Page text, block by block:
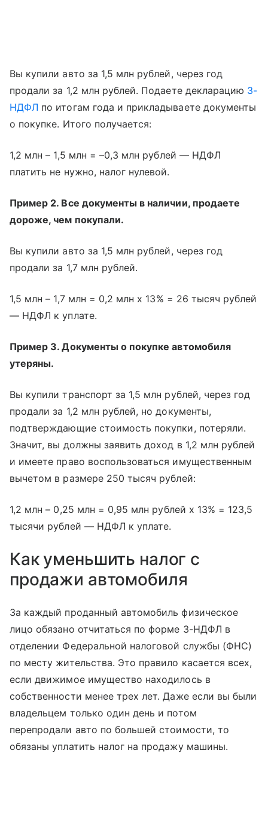
Вы купили авто за 1,5 млн рублей, через год
продали за 1,2 млн рублей. Подаете декларацию 3-
НДФЛ по итогам года и прикладываете документы
о покупке. Итого получается:
1,2 млн – 1,5 млн = –0,3 млн рублей — НДФЛ
платить не нужно, налог нулевой.
Пример 2. Все документы в наличии, продаете
дороже, чем покупали.
Вы купили авто за 1,5 млн рублей, через год
продали за 1,7 млн рублей.
1,5 млн – 1,7 млн = 0,2 млн x 13% = 26 тысяч рублей
— НДФЛ к уплате.
Пример 3. Документы о покупке автомобиля
утеряны.
Вы купили транспорт за 1,5 млн рублей, через год
продали за 1,2 млн рублей, но документы,
подтверждающие стоимость покупки, потеряли.
Значит, вы должны заявить доход в 1,2 млн рублей
и имеете право воспользоваться имущественным
вычетом в размере 250 тысяч рублей:
1,2 млн – 0,25 млн = 0,95 млн рублей x 13% = 123,5
тысячи рублей — НДФЛ к уплате.
Как уменьшить налог с
продажи автомобиля
За каждый проданный автомобиль физическое
лицо обязано отчитаться по форме 3-НДФЛ в
отделении Федеральной налоговой службы (ФНС)
по месту жительства. Это правило касается всех,
если движимое имущество находилось в
собственности менее трех лет. Даже если вы были
владельцем только один день и потом
перепродали авто по большей стоимости, то
обязаны уплатить налог на продажу машины.